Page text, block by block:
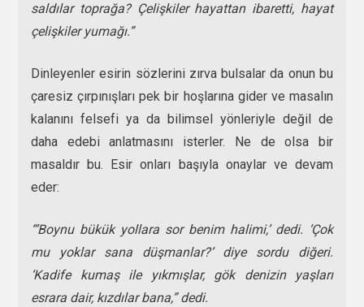
saldılar toprağa? Çelişkiler hayattan ibaretti, hayat
çelişkiler yumağı.”
Dinleyenler esirin sözlerini zırva bulsalar da onun bu
çaresiz çırpınışları pek bir hoşlarına gider ve masalın
kalanını felsefi ya da bilimsel yönleriyle değil de
daha edebi anlatmasını isterler. Ne de olsa bir
masaldır bu. Esir onları başıyla onaylar ve devam
eder:
“’Boynu bükük yollara sor benim halimi,’ dedi. ‘Çok
mu yoklar sana düşmanlar?’ diye sordu diğeri.
‘Kadife kumaş ile yıkmışlar, gök denizin yaşları
esrara dair, kızdılar bana,” dedi.